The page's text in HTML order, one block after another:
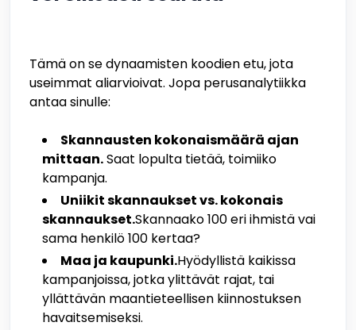
Tämä on se dynaamisten koodien etu, jota
useimmat aliarvioivat. Jopa perusanalytiikka
antaa sinulle:
Skannausten kokonaismäärä ajan
mittaan.Saat lopulta tietää, toimiiko
kampanja.
Uniikit skannaukset vs. kokonais
skannaukset.Skannaako 100 eri ihmistä vai
sama henkilö 100 kertaa?
Maa ja kaupunki.Hyödyllistä kaikissa
kampanjoissa, jotka ylittävät rajat, tai
yllättävän maantieteellisen kiinnostuksen
havaitsemiseksi.